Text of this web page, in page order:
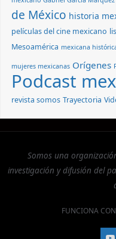
de México historia
películas del cine mexicano
Mesoamérica mexicana
mujeres mexicanas Orígenes
Podcast
revista somos Trayectoria
Somos una
investigación y difusión del
FUNCIONA CON